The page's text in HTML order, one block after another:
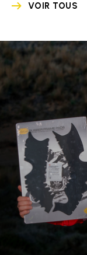
VOIR TOUS